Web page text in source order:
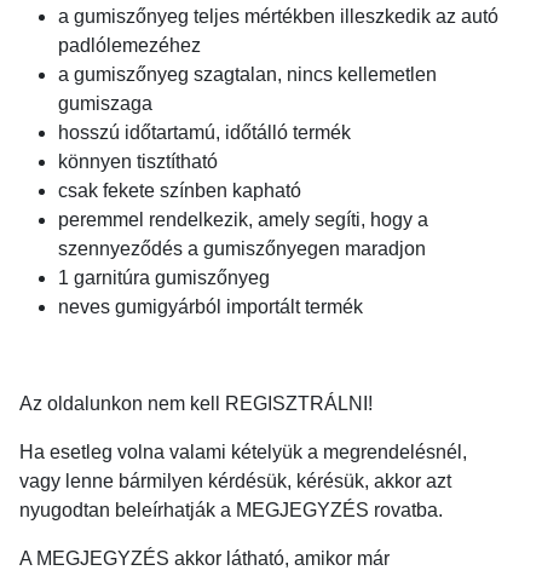
a gumiszőnyeg teljes mértékben illeszkedik az autó
padlólemezéhez
a gumiszőnyeg szagtalan, nincs kellemetlen
gumiszaga
hosszú időtartamú, időtálló termék
könnyen tisztítható
csak fekete színben kapható
peremmel rendelkezik, amely segíti, hogy a
szennyeződés a gumiszőnyegen maradjon
1 garnitúra gumiszőnyeg
neves gumigyárból importált termék
Az oldalunkon nem kell REGISZTRÁLNI!
Ha esetleg volna valami kételyük a megrendelésnél,
vagy lenne bármilyen kérdésük, kérésük, akkor azt
nyugodtan beleírhatják a MEGJEGYZÉS rovatba.
A MEGJEGYZÉS akkor látható, amikor már